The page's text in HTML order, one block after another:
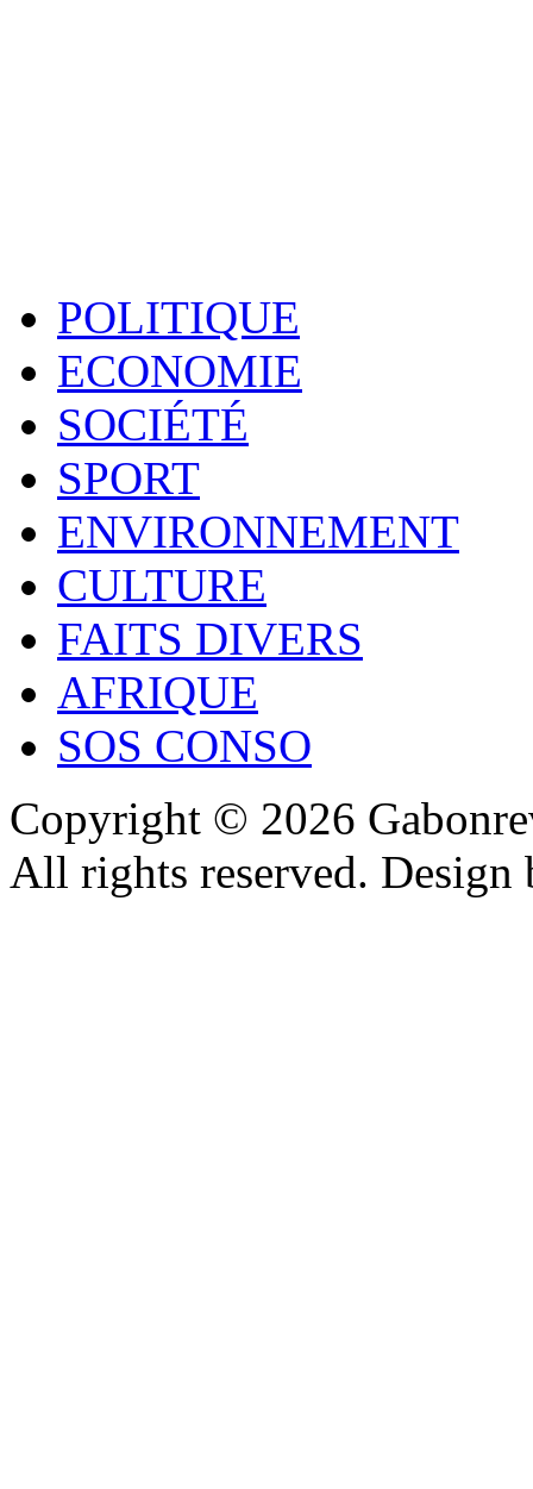
POLITIQUE
ECONOMIE
SOCIÉTÉ
SPORT
ENVIRONNEMENT
CULTURE
FAITS DIVERS
AFRIQUE
SOS CONSO
Copyright © 2026
All rights reserved.